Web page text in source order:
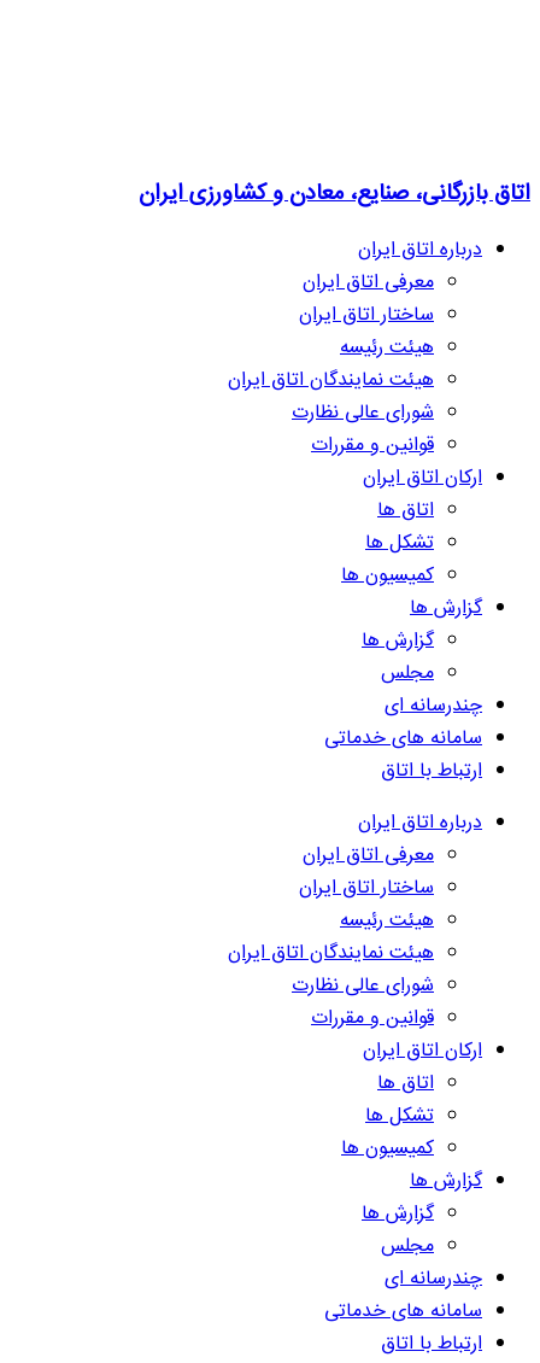
اتاق بازرگانی، صنایع، معادن و کشاورزی ایران
درباره اتاق ایران
معرفی اتاق ایران
ساختار اتاق ایران
هیئت رئیسه
هیئت نمایندگان اتاق ایران
شورای عالی نظارت
قوانین و مقررات
ارکان اتاق ایران
اتاق ها
تشکل ها
کمیسیون ها
گزارش ها
گزارش ها
مجلس
چندرسانه ای
سامانه های خدماتی
ارتباط با اتاق
درباره اتاق ایران
معرفی اتاق ایران
ساختار اتاق ایران
هیئت رئیسه
هیئت نمایندگان اتاق ایران
شورای عالی نظارت
قوانین و مقررات
ارکان اتاق ایران
اتاق ها
تشکل ها
کمیسیون ها
گزارش ها
گزارش ها
مجلس
چندرسانه ای
سامانه های خدماتی
ارتباط با اتاق